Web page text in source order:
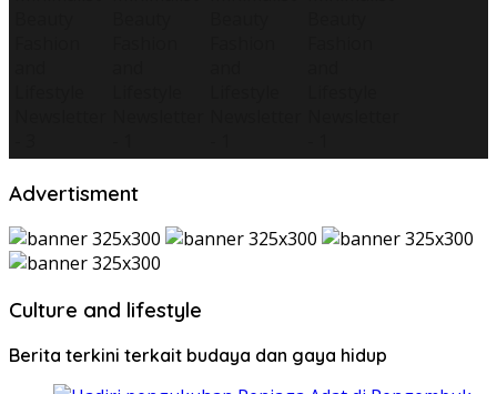
Advertisment
Culture and lifestyle
Berita terkini terkait budaya dan gaya hidup